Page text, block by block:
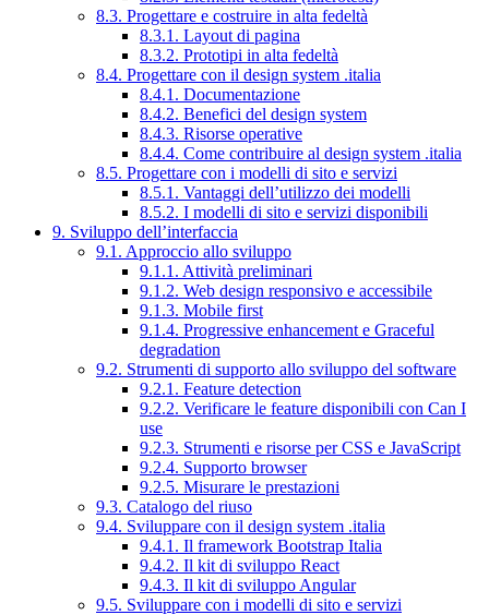
8.3. Progettare e costruire in alta fedeltà
8.3.1. Layout di pagina
8.3.2. Prototipi in alta fedeltà
8.4. Progettare con il design system .italia
8.4.1. Documentazione
8.4.2. Benefici del design system
8.4.3. Risorse operative
8.4.4. Come contribuire al design system .italia
8.5. Progettare con i modelli di sito e servizi
8.5.1. Vantaggi dell’utilizzo dei modelli
8.5.2. I modelli di sito e servizi disponibili
9. Sviluppo dell’interfaccia
9.1. Approccio allo sviluppo
9.1.1. Attività preliminari
9.1.2. Web design responsivo e accessibile
9.1.3. Mobile first
9.1.4. Progressive enhancement e Graceful
degradation
9.2. Strumenti di supporto allo sviluppo del software
9.2.1. Feature detection
9.2.2. Verificare le feature disponibili con Can I
use
9.2.3. Strumenti e risorse per CSS e JavaScript
9.2.4. Supporto browser
9.2.5. Misurare le prestazioni
9.3. Catalogo del riuso
9.4. Sviluppare con il design system .italia
9.4.1. Il framework Bootstrap Italia
9.4.2. Il kit di sviluppo React
9.4.3. Il kit di sviluppo Angular
9.5. Sviluppare con i modelli di sito e servizi